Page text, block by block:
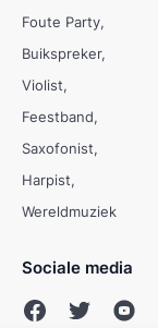
Foute Party
Buikspreker
Violist
Feestband
Saxofonist
Harpist
Wereldmuziek
Sociale media